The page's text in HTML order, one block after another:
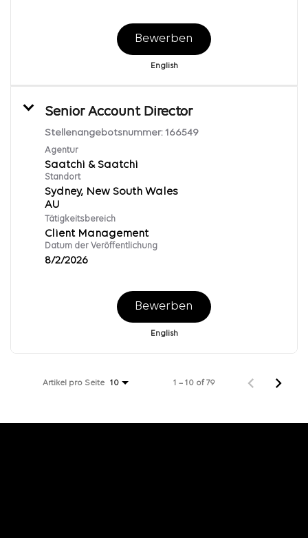
Bewerben
English
Senior Account Director
Stellenangebotsnummer: 166549
Agentur
Saatchi & Saatchi
Standort
Sydney, New South Wales
Tätigkeitsbereich
Client Management
Datum der Veröffentlichung
8/2/2026
Bewerben
English
Artikel pro Seite 10 1 – 10 of 79